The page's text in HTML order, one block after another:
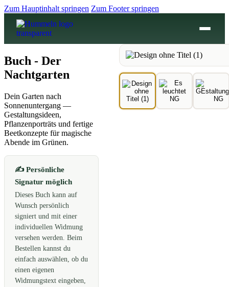
Zum Hauptinhalt springen Zum Footer springen
Buch - Der
Nachtgarten
Dein Garten nach
Sonnenuntergang —
Gestaltungsideen,
Pflanzenporträts und fertige
Beetkonzepte für magische
Abende im Grünen.
✍️ Persönliche
Signatur möglich
Dieses Buch kann auf
Wunsch persönlich
signiert und mit einer
individuellen Widmung
versehen werden. Beim
Bestellen kannst du
einfach auswählen, ob du
einen eigenen
Widmungstext eingeben,